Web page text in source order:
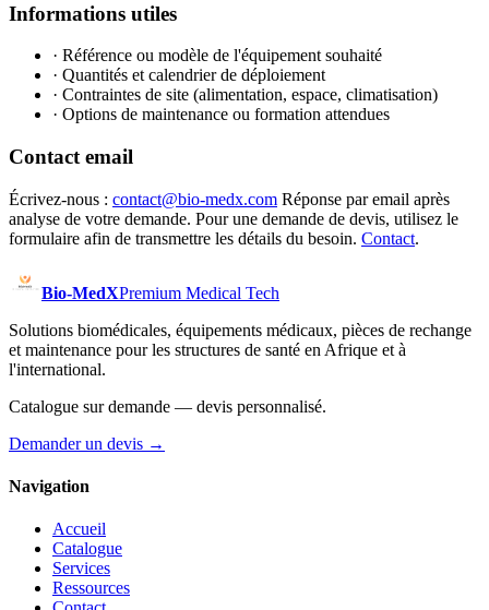
Informations utiles
· Référence ou modèle de l'équipement souhaité
· Quantités et calendrier de déploiement
· Contraintes de site (alimentation, espace, climatisation)
· Options de maintenance ou formation attendues
Contact email
Écrivez-nous : contact@bio-medx.com Réponse par email après
analyse de votre demande. Pour une demande de devis, utilisez le
formulaire afin de transmettre les détails du besoin. Contact.
Bio-MedXPremium Medical Tech
Solutions biomédicales, équipements médicaux, pièces de rechange
et maintenance pour les structures de santé en Afrique et à
l'international.
Catalogue sur demande — devis personnalisé.
Demander un devis →
Navigation
Accueil
Catalogue
Services
Ressources